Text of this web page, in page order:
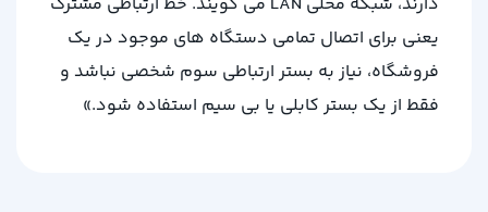
یعنی برای اتصال تمامی دستگاه‌ های موجود در یک
فروشگاه، نیاز به بستر ارتباطی سوم شخصی نباشد و
فقط از یک بستر کابلی یا بی‌ سیم استفاده شود.»